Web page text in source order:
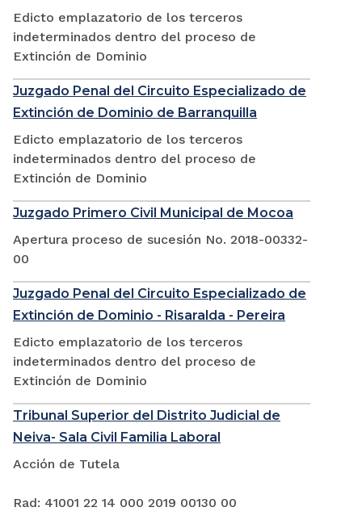
Edicto emplazatorio de los terceros
indeterminados dentro del proceso de
Extinción de Dominio
Juzgado Penal del Circuito Especializado de
Extinción de Dominio de Barranquilla
Edicto emplazatorio de los terceros
indeterminados dentro del proceso de
Extinción de Dominio
Juzgado Primero Civil Municipal de Mocoa
Apertura proceso de sucesión No. 2018-00332-
00
Juzgado Penal del Circuito Especializado de
Extinción de Dominio - Risaralda - Pereira
Edicto emplazatorio de los terceros
indeterminados dentro del proceso de
Extinción de Dominio
Tribunal Superior del Distrito Judicial de
Neiva- Sala Civil Familia Laboral
Acción de Tutela
Rad: 41001 22 14 000 2019 00130 00